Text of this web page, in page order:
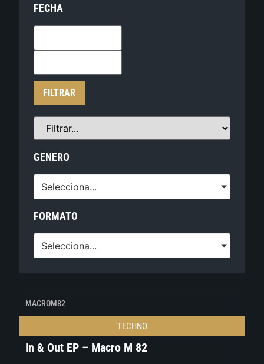
FECHA
FILTRAR
GENERO
Selecciona...
FORMATO
Selecciona...
MACROM82
TECHNO
In & Out EP – Macro M 82